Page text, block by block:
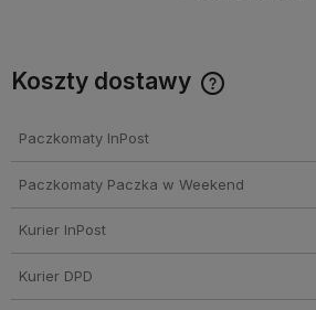
Koszty dostawy
Paczkomaty InPost
Paczkomaty Paczka w Weekend
Kurier InPost
Kurier DPD